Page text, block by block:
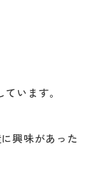
います。
興味があった